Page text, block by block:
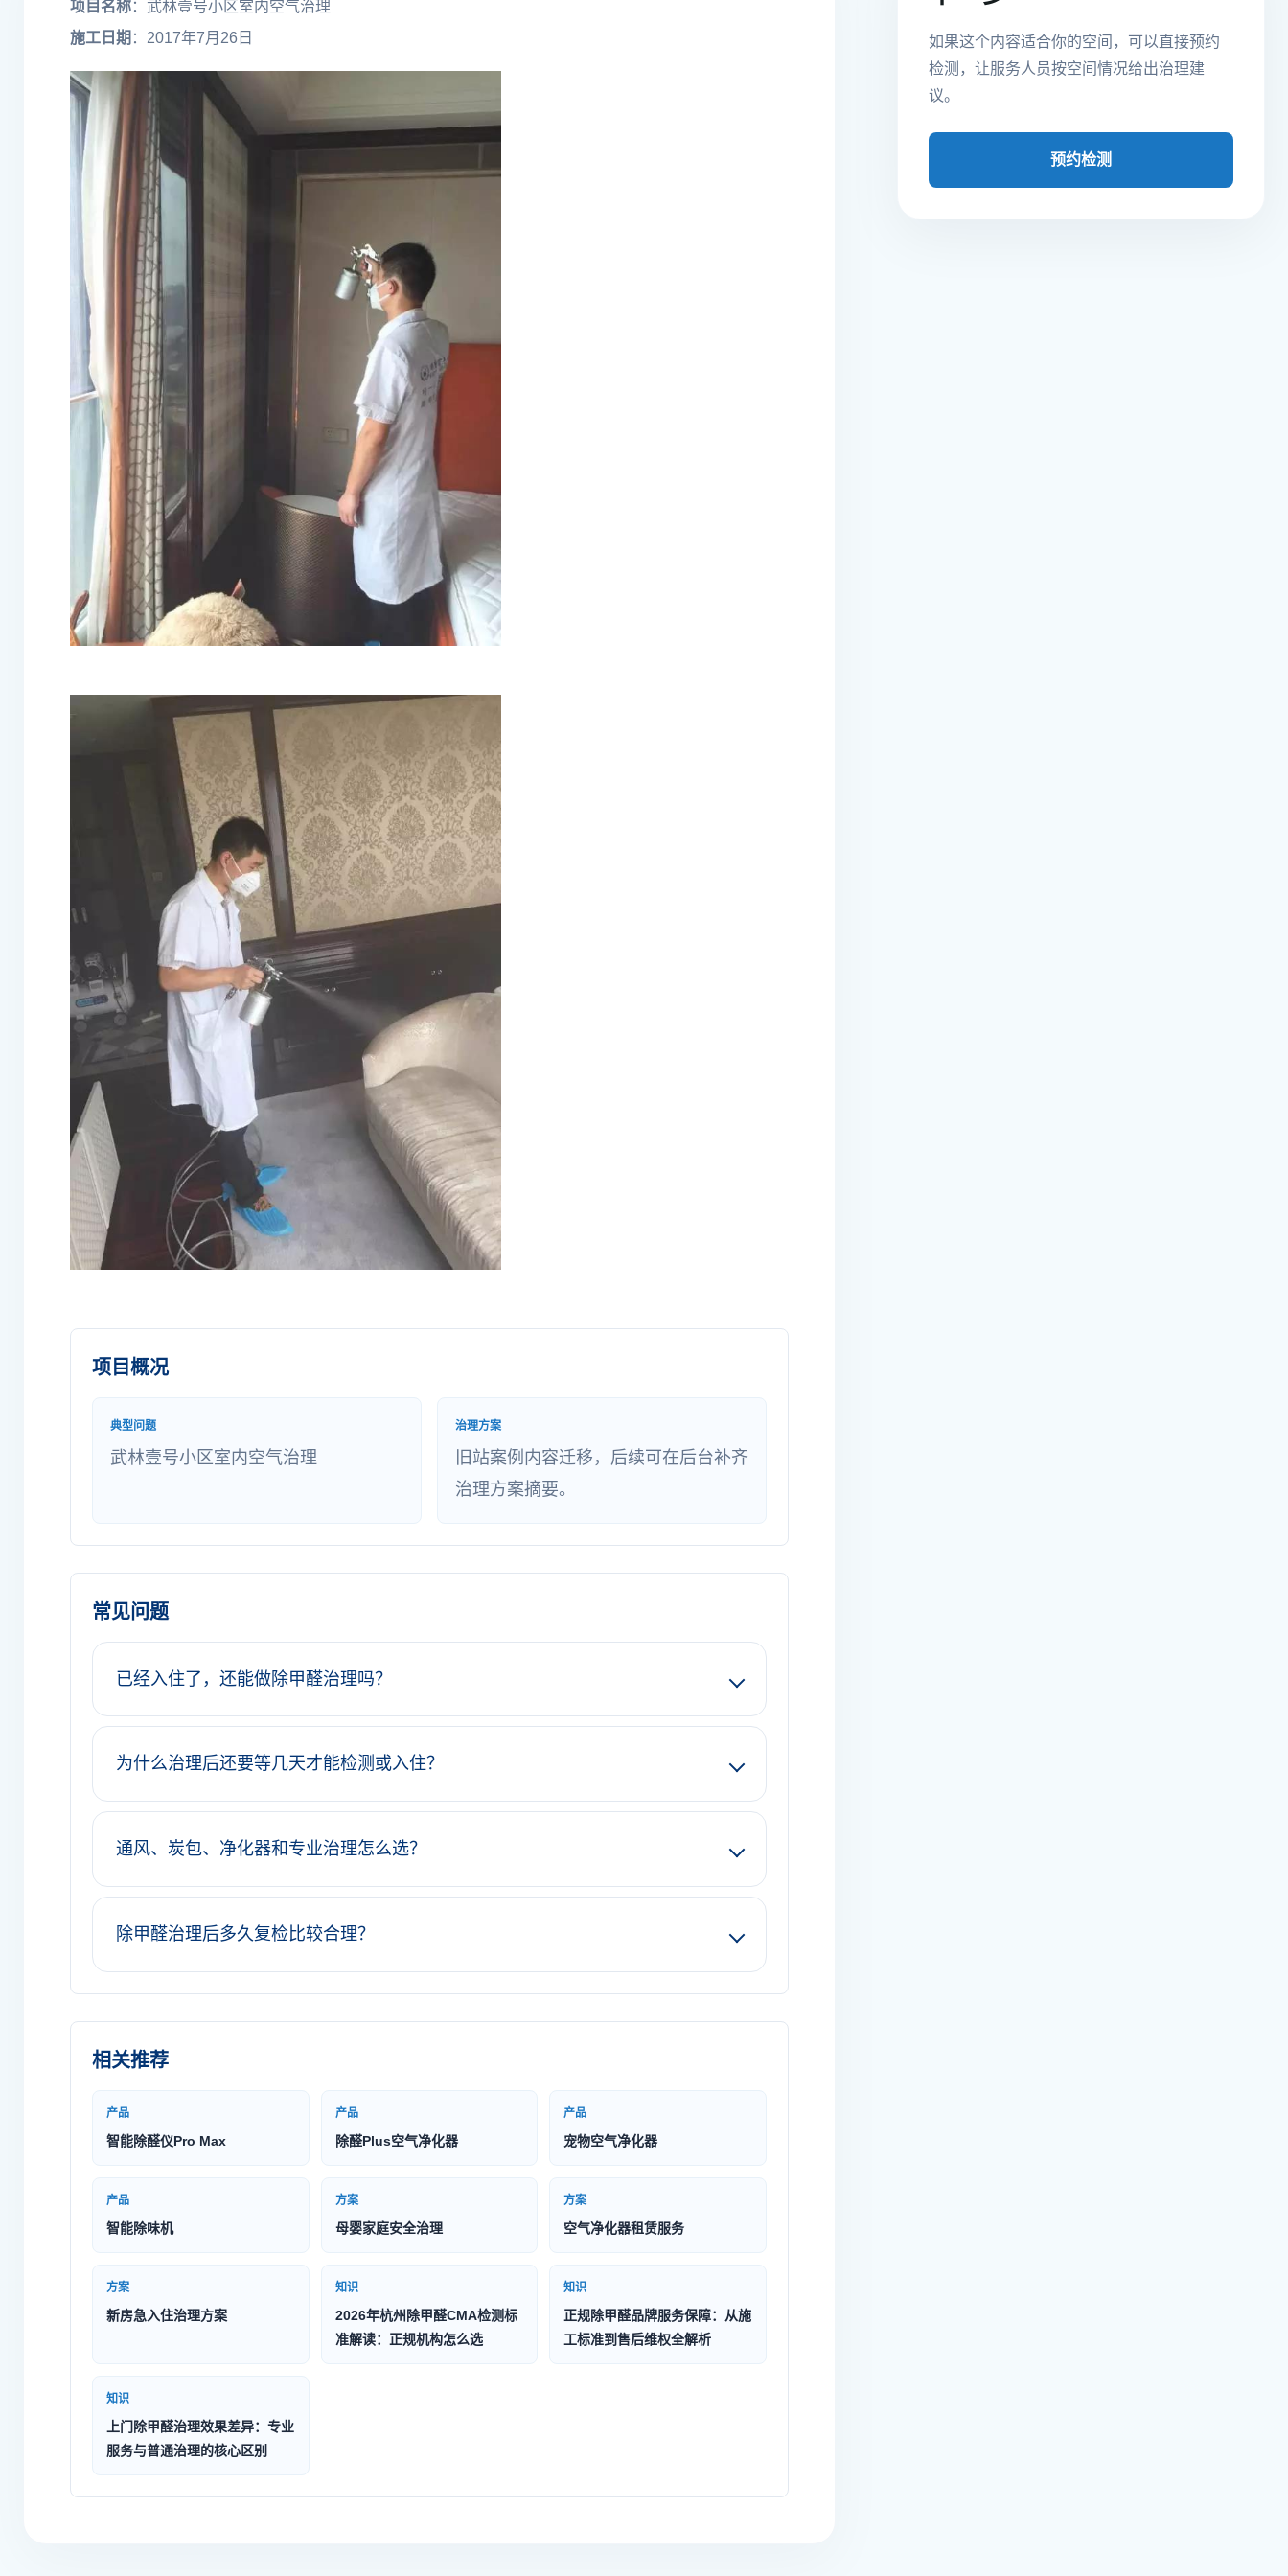
项目名称：武林壹号小区室内空气治理
施工日期 ：2017年7月26日
项目概况
典型问题
武林壹号小区室内空气治理
治理方案
旧站案例内容迁移，后续可在后台补齐
治理方案摘要。
常见问题
已经入住了，还能做除甲醛治理吗？
为什么治理后还要等几天才能检测或入住？
通风、炭包、净化器和专业治理怎么选？
除甲醛治理后多久复检比较合理？
相关推荐
产品
智能除醛仪Pro Max
产品
除醛Plus空气净化器
产品
宠物空气净化器
产品
智能除味机
方案
母婴家庭安全治理
方案
空气净化器租赁服务
方案
新房急入住治理方案
知识
2026年杭州除甲醛CMA检测标
准解读：正规机构怎么选
知识
正规除甲醛品牌服务保障：从施
工标准到售后维权全解析
知识
上门除甲醛治理效果差异：专业
服务与普通治理的核心区别
如果这个内容适合你的空间，可以直接预约
检测，让服务人员按空间情况给出治理建
议。
预约检测